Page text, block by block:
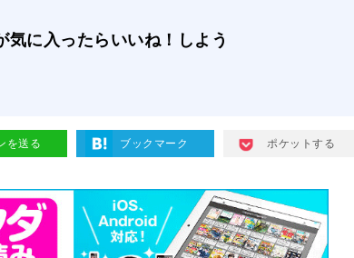
気に入ったらいいね！しよう
を送る ブックマーク ポケットする